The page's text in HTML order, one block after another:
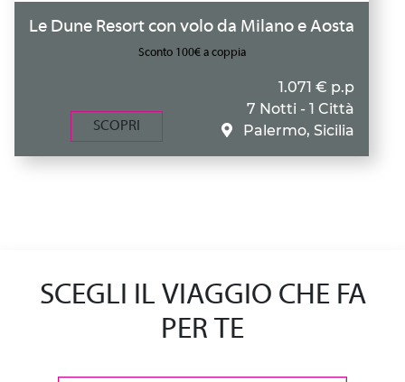
Le Dune Resort con volo da Milano e Aosta
Sconto 100€ a coppia
SCOPRI
1.071 € p.p
7 Notti - 1 Città
Palermo, Sicilia
SCEGLI IL VIAGGIO CHE FA
PER TE